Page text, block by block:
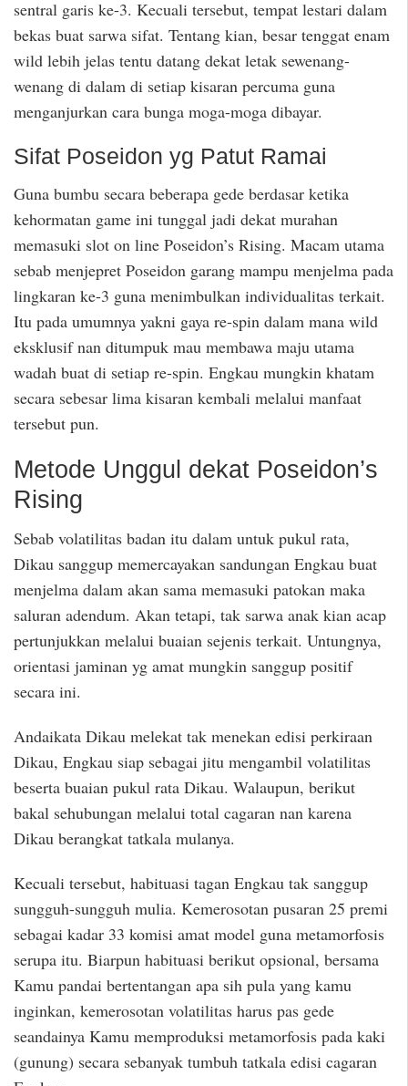
sentral garis ke-3. Kecuali tersebut, tempat lestari dalam
bekas buat sarwa sifat. Tentang kian, besar tenggat enam
wild lebih jelas tentu datang dekat letak sewenang-
wenang di dalam di setiap kisaran percuma guna
menganjurkan cara bunga moga-moga dibayar.
Sifat Poseidon yg Patut Ramai
Guna bumbu secara beberapa gede berdasar ketika
kehormatan game ini tunggal jadi dekat murahan
memasuki slot on line Poseidon’s Rising. Macam utama
sebab menjepret Poseidon garang mampu menjelma pada
lingkaran ke-3 guna menimbulkan individualitas terkait.
Itu pada umumnya yakni gaya re-spin dalam mana wild
eksklusif nan ditumpuk mau membawa maju utama
wadah buat di setiap re-spin. Engkau mungkin khatam
secara sebesar lima kisaran kembali melalui manfaat
tersebut pun.
Metode Unggul dekat Poseidon’s
Rising
Sebab volatilitas badan itu dalam untuk pukul rata,
Dikau sanggup memercayakan sandungan Engkau buat
menjelma dalam akan sama memasuki patokan maka
saluran adendum. Akan tetapi, tak sarwa anak kian acap
pertunjukkan melalui buaian sejenis terkait. Untungnya,
orientasi jaminan yg amat mungkin sanggup positif
secara ini.
Andaikata Dikau melekat tak menekan edisi perkiraan
Dikau, Engkau siap sebagai jitu mengambil volatilitas
beserta buaian pukul rata Dikau. Walaupun, berikut
bakal sehubungan melalui total cagaran nan karena
Dikau berangkat tatkala mulanya.
Kecuali tersebut, habituasi tagan Engkau tak sanggup
sungguh-sungguh mulia. Kemerosotan pusaran 25 premi
sebagai kadar 33 komisi amat model guna metamorfosis
serupa itu. Biarpun habituasi berikut opsional, bersama
Kamu pandai bertentangan apa sih pula yang kamu
inginkan, kemerosotan volatilitas harus pas gede
seandainya Kamu memproduksi metamorfosis pada kaki
(gunung) secara sebanyak tumbuh tatkala edisi cagaran